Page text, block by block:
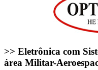
>> Eletrônica com
área Militar-